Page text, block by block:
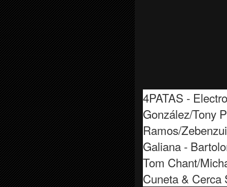
4PATAS -
González/Tony
Ramos/
Galiana -
Tom Chant/
Cuneta & Cerca